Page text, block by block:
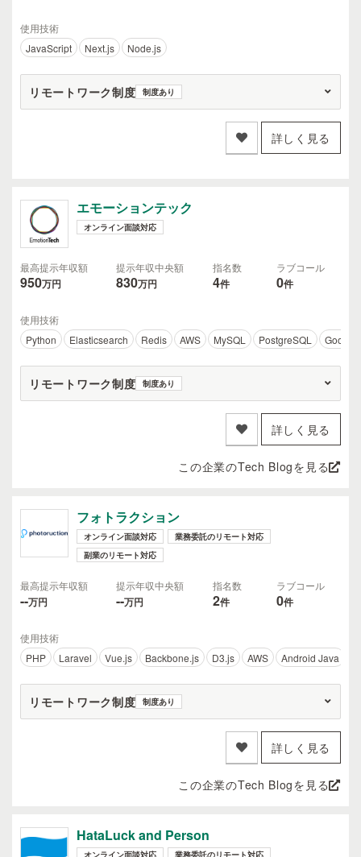
使用技術
JavaScript
Next.js Node.js
リモートワーク制度 制度あり
詳しく見る
エモーションテック
オンライン面談対応
最高提示年収額
950万円
提示年収中央額
830万円
指名数
4件
ラブコール
0件
使用技術
Python
Elasticsearch Redis AWS MySQL PostgreSQL Google
リモートワーク制度 制度あり
詳しく見る
この企業のTech Blogを見る
フォトラクション
オンライン面談対応
業務委託のリモート対応
副業のリモート対応
最高提示年収額
--万円
提示年収中央額
--万円
指名数
2件
ラブコール
0件
使用技術
PHP
Laravel Vue.js Backbone.js D3.js AWS Android Java
リモートワーク制度 制度あり
詳しく見る
この企業のTech Blogを見る
HataLuck and Person
オンライン面談対応
業務委託のリモート対応